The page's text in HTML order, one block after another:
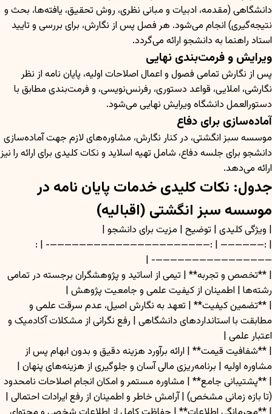
دانشگاهی (مقدمه، ادبیات و مبانی نظری، روش تحقیق، یافته‌ها، بحث و
نتیجه‌گیری) انجام می‌شود. هر فصل پس از نگارش، برای بررسی و تایید
استاد راهنما به دانشجو ارائه می‌گردد.
ویرایش و فرمت‌بندی نهایی
پس از نگارش تمامی فصول و اعمال اصلاحات اولیه، پایان نامه از نظر
نگارشی، املایی، قواعد دستوری، رفرنس‌نویسی، و فرمت‌بندی مطابق با
دستورالعمل دانشگاه ویرایش نهایی می‌شود.
آماده‌سازی برای دفاع
موسسه سبز انگشتی، در کنار نگارش، مشاوره‌های لازم جهت آماده‌سازی
دانشجو برای جلسه دفاع، شامل تهیه اسلاید و نکات کلیدی برای ارائه را نیز
ارائه می‌دهد.
جدول: نکات کلیدی خدمات پایان نامه در
موسسه سبز انگشتی (اقبالیه)
| ویژگی کلیدی | توضیح | مزیت برای دانشجو |
| :—————— | :——————————————————————- | :
————————————————- |
| **تخصص و تجربه** | تیمی از اساتید و پژوهشگران برجسته در تمامی
رشته‌ها | اطمینان از کیفیت علمی و جامعیت پژوهش |
| **تضمین کیفیت** | تعهد به نگارش اصیل، عدم سرقت علمی و
مطابقت با استانداردهای دانشگاهی | رفع نگرانی از مشکلات آکادمیک و
اعتبار علمی |
| **شفافیت قیمت** | ارائه برآورد هزینه دقیق و بدون ابهام پس از
مشاوره اولیه | برنامه‌ریزی مالی آسان و جلوگیری از هزینه‌های پنهان |
| **پشتیبانی جامع** | مشاوره مستمر و امکان انجام اصلاحات نامحدود
(تا بازه زمانی مشخص) | آرامش خاطر و اطمینان از رفع ایرادات احتمالی |